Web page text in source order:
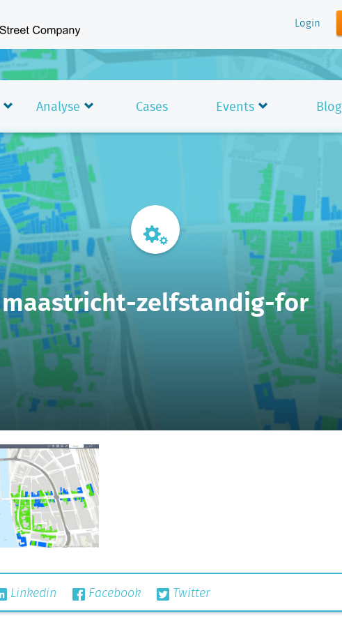
Login
Analyse Cases Events Blog
maastricht-zelfstandig-for
Linkedin Facebook Twitter